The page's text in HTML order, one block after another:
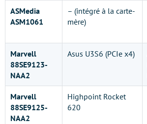
ASMedia
ASM1061
– (intégré à la carte-
mère)
Marvell
88SE9123-
NAA2
Asus U3S6 (PCIe x4)
Marvell
88SE9125-
NAA2
Highpoint Rocket
620